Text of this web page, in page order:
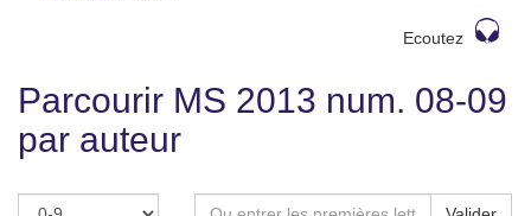
Ecoutez
Parcourir MS 2013 num. 08-09
par auteur